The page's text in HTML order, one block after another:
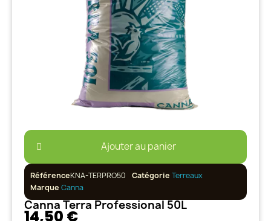
Ajouter au panier
RéférenceKNA-TERPRO50 Catégorie Terreaux
Marque Canna
Canna Terra Professional 50L
14,50 €